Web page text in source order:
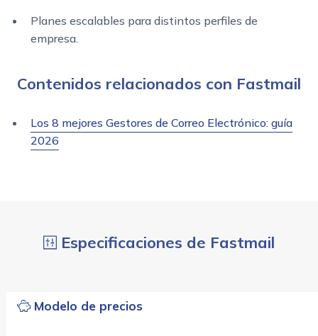
Planes escalables para distintos perfiles de
empresa.
Contenidos relacionados con Fastmail
Los 8 mejores Gestores de Correo Electrónico: guía
2026
Especificaciones de Fastmail
Modelo de precios